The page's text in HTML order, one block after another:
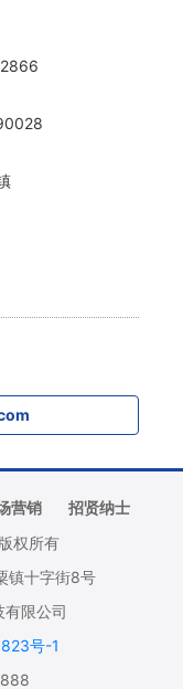
营销
招贤纳士
权所有
镇十字街8号
限公司
号-1